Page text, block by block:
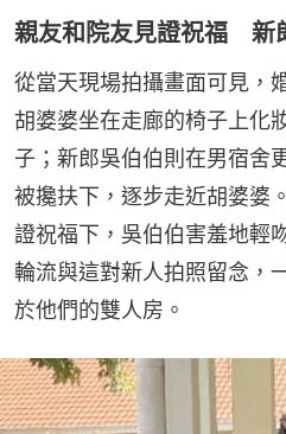
親友和院友見證祝福 新
從當天現場拍攝畫面可見，
胡婆婆坐在走廊的椅子上化
子；新郎吳伯伯則在男宿舍
被攙扶下，逐步走近胡婆婆
證祝福下，吳伯伯害羞地輕
輪流與這對新人拍照留念，
於他們的雙人房。